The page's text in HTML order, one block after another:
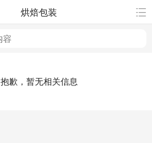
烘焙包装
抱歉，暂无相关信息